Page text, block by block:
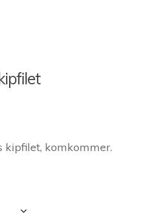
kipfilet, komkommer.